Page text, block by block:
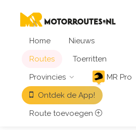
Home
Nieuws
Routes
Toerritten
Provincies
MR Pro
Ontdek de App!
Route toevoegen